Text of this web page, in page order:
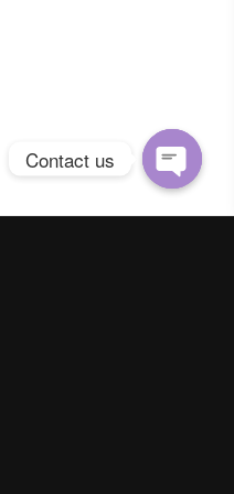
Contact us